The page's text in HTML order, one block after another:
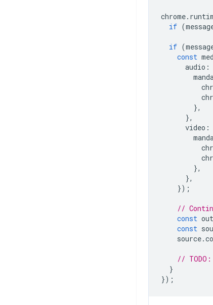
chrome.
if (
if (
const
audio :
},
},
video :
},
},
});
//
const
const
source.
//
}
});